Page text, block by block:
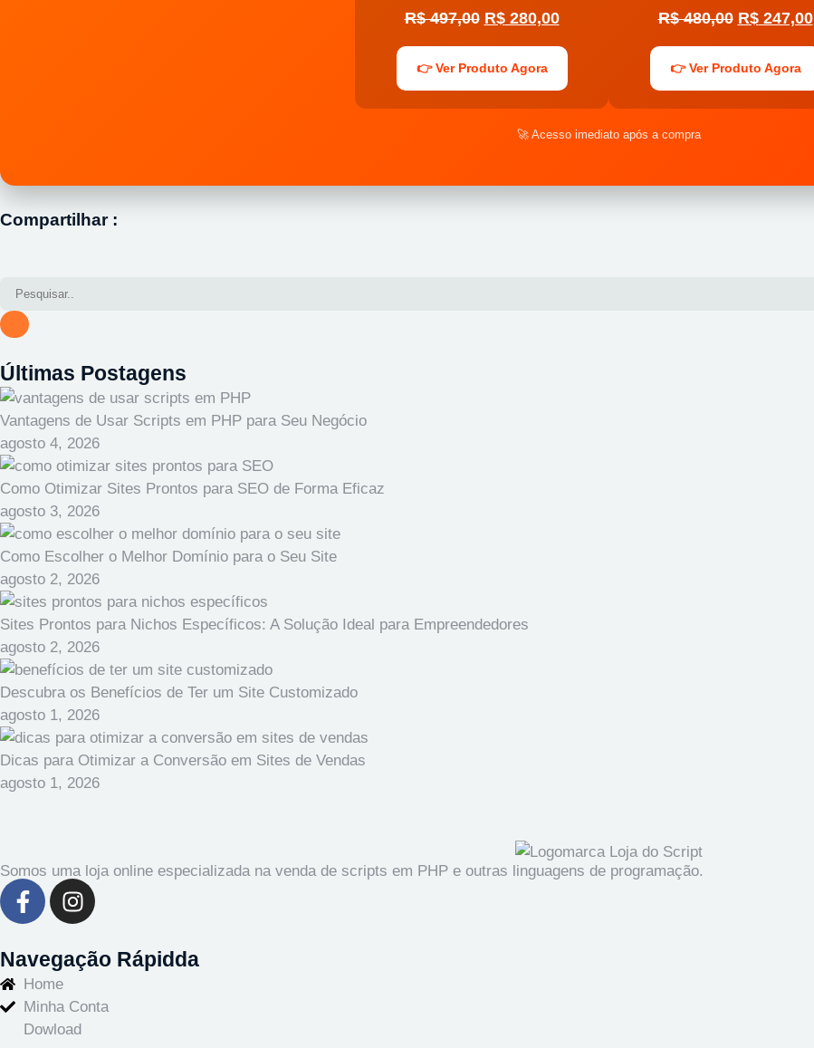
R$497,00 R$280,00
👉 Ver Produto Agora
R$480,00 R$247,00
👉 Ver Produto Agora
🚀 Acesso imediato após a compra
Compartilhar :
Últimas Postagens
Vantagens de Usar Scripts em PHP para Seu Negócio
agosto 4, 2026
Como Otimizar Sites Prontos para SEO de Forma Eficaz
agosto 3, 2026
Como Escolher o Melhor Domínio para o Seu Site
agosto 2, 2026
Sites Prontos para Nichos Específicos: A Solução Ideal para Empreendedores
agosto 2, 2026
Descubra os Benefícios de Ter um Site Customizado
agosto 1, 2026
Dicas para Otimizar a Conversão em Sites de Vendas
agosto 1, 2026
Somos uma loja online especializada na venda de scripts em PHP e outras linguagens de programação.
Navegação Rápidda
Home
Minha Conta
Dowload